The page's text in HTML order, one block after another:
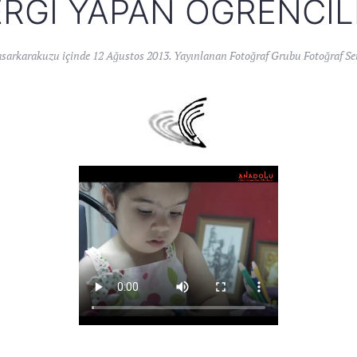
YAPAN
içinde 12 Ağustos 2013. Yayınlanan Fotoğraf Grubu Fotoğraf